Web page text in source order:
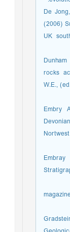
[23] De
(2006)
UK
[24]
rocks
W.E.,
[25]
[26]
[27]